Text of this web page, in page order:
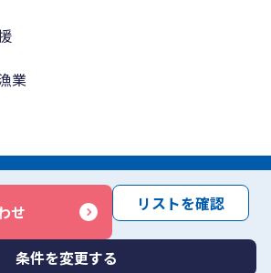
せ リストを確認
条件を変更する
業
免責事項 サービス利用規約
会勢力に対する基本方針 お問い合わせ
© Yayoi Co., Ltd. All rights reserved.